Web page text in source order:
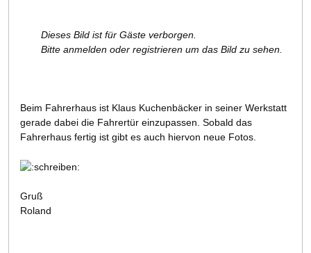
Dieses Bild ist für Gäste verborgen.
Bitte anmelden oder registrieren um das Bild zu sehen.
Beim Fahrerhaus ist Klaus Kuchenbäcker in seiner Werkstatt
gerade dabei die Fahrertür einzupassen. Sobald das
Fahrerhaus fertig ist gibt es auch hiervon neue Fotos.
Gruß
Roland